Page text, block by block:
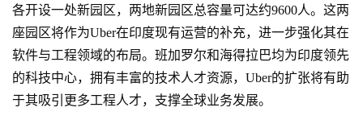
各开设一处新园区，两地新园区总容量可达约9600人。这两
座园区将作为Uber在印度现有运营的补充，进一步强化其在
软件与工程领域的布局。班加罗尔和海得拉巴均为印度领先
的科技中心，拥有丰富的技术人才资源，Uber的扩张将有助
于其吸引更多工程人才，支撑全球业务发展。